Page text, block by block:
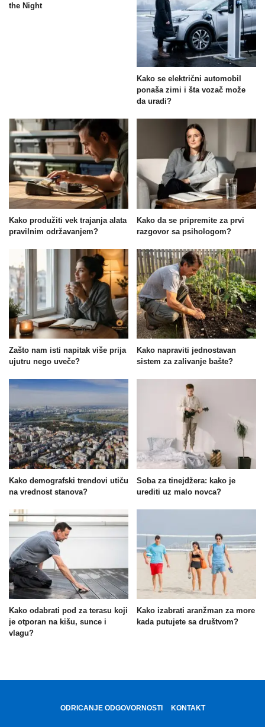
the Night
Kako se električni automobil
ponaša zimi i šta vozač može
da uradi?
Kako produžiti vek trajanja alata
pravilnim održavanjem?
Kako da se pripremite za prvi
razgovor sa psihologom?
Zašto nam isti napitak više prija
ujutru nego uveče?
Kako napraviti jednostavan
sistem za zalivanje bašte?
Kako demografski trendovi utiču
na vrednost stanova?
Soba za tinejdžera: kako je
urediti uz malo novca?
Kako odabrati pod za terasu koji
je otporan na kišu, sunce i
vlagu?
Kako izabrati aranžman za more
kada putujete sa društvom?
ODRICANJE ODGOVORNOSTI KONTAKT